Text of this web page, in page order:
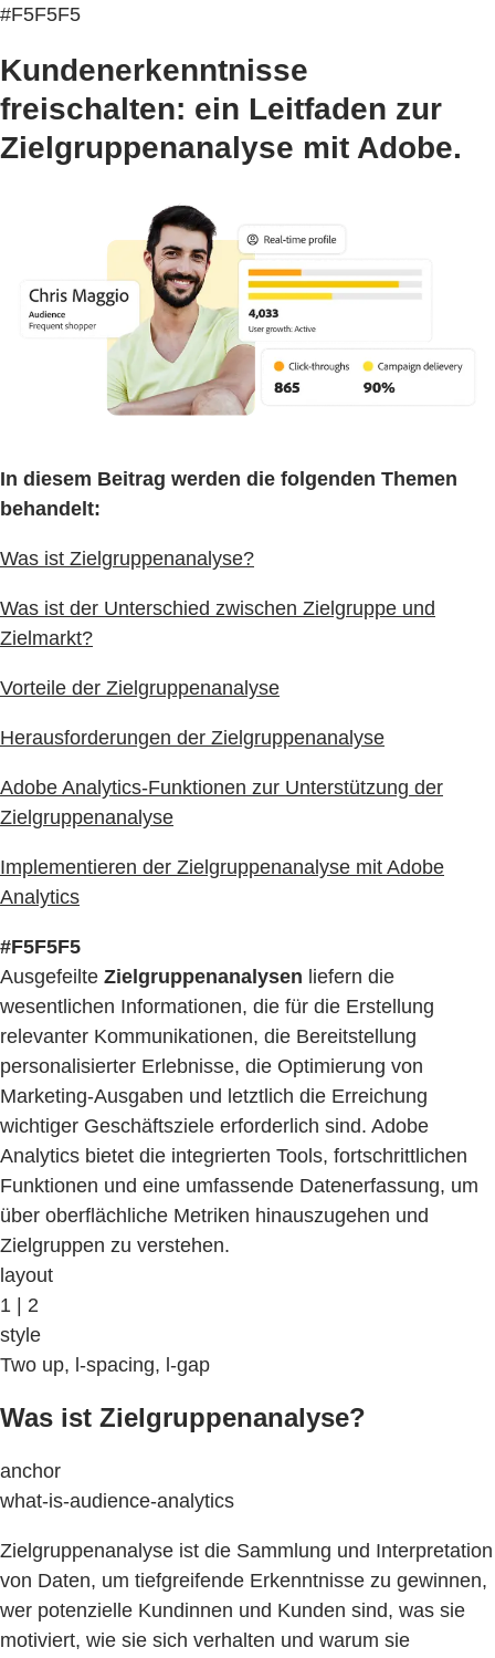
#F5F5F5
Kundenerkenntnisse
freischalten: ein Leitfaden zur
Zielgruppenanalyse mit Adobe.
In diesem Beitrag werden die folgenden Themen
behandelt:
Was ist Zielgruppenanalyse?
Was ist der Unterschied zwischen Zielgruppe und
Zielmarkt?
Vorteile der Zielgruppenanalyse
Herausforderungen der Zielgruppenanalyse
Adobe Analytics-Funktionen zur Unterstützung der
Zielgruppenanalyse
Implementieren der Zielgruppenanalyse mit Adobe
Analytics
#F5F5F5
Ausgefeilte Zielgruppenanalysen liefern die
wesentlichen Informationen, die für die Erstellung
relevanter Kommunikationen, die Bereitstellung
personalisierter Erlebnisse, die Optimierung von
Marketing-Ausgaben und letztlich die Erreichung
wichtiger Geschäftsziele erforderlich sind. Adobe
Analytics bietet die integrierten Tools, fortschrittlichen
Funktionen und eine umfassende Datenerfassung, um
über oberflächliche Metriken hinauszugehen und
Zielgruppen zu verstehen.
layout
1 | 2
style
Two up, l-spacing, l-gap
Was ist Zielgruppenanalyse?
anchor
what-is-audience-analytics
Zielgruppenanalyse ist die Sammlung und Interpretation
von Daten, um tiefgreifende Erkenntnisse zu gewinnen,
wer potenzielle Kundinnen und Kunden sind, was sie
motiviert, wie sie sich verhalten und warum sie